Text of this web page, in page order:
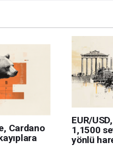
verilen herhangi bir görüş, haber,
yada katkıda bulunanlar tarafından
bu tür bilgilerin kullanımı nedeniyle
olmaksızın herhangi bir kayıp ya
Cardano
EUR/
1,1500
yönlü